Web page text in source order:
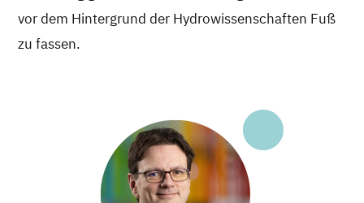
vor dem Hintergrund der Hydrowissenschaften Fuß
zu fassen.